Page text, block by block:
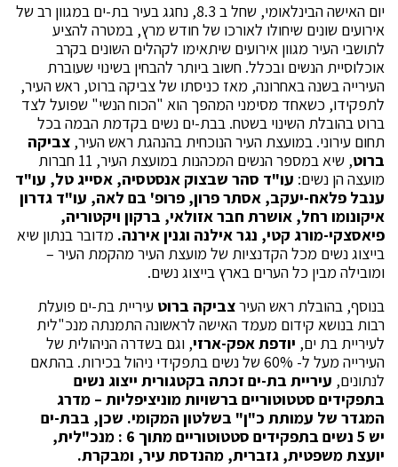
יום האישה הבינלאומי, שחל ב 8.3, נחגג בעיר בת-ים במגוון רב של
אירועים שונים שיחולו לאורכו של חודש מרץ, במטרה להציע
לתושבי העיר מגוון אירועים שיתאימו לקהלים השונים בקרב
אוכלוסיית הנשים ובכלל. חשוב ביותר להבחין בשינוי שעוברת
העירייה בשנה באחרונה, מאז כניסתו של צביקה ברוט, ראש העיר,
לתפקידו, כשאחד מסימני המהפך הוא "הכוח הנשי" שפועל לצד
ברוט בהובלת השינוי בשטח. בבת-ים נשים בקדמת הבמה בכל
תחום עירוני. במועצת העיר הנוכחית בהנהגת ראש העיר, צביקה
ברוט
, שיא במספר הנשים המכהנות במועצת העיר, 11 חברות
מועצה הן נשים: עו"ד סהר שבצוק אנסטסיה, אסייג טל, עו"ד
ענבל פלאח-יעקב, אסתר פרון, פרופ' בם לאה, עו"ד גדרון
איקונומו רחל, אושרת חבר אזולאי, ברקון ויקטוריה,
פיאסצקי-מורג קטי, נגר אילנה וגנין אירנה. מדובר בנתון שיא
בייצוג נשים מכל הקדנציות של מועצת העיר מהקמת העיר –
ומובילה מבין כל הערים בארץ בייצוג נשים.
בנוסף, בהובלת ראש העירצביקה ברוט עיריית בת-ים פועלת
רבות בנושא קידום מעמד האישה לראשונה התמנתה מנכ"לית
לעיריית בת ים, יודפת אפק-ארזי, וגם בשדרה הניהולית של
העירייה מעל ל- 60% של נשים בתפקידי ניהול בכירות. בהתאם
לנתונים, עיריית בת-ים זכתה בקטגורית ייצוג נשים
בתפקידים סטטוטוריים ברשויות מוניציפליות – מדרג
המגדר של עמותת כ"ן" בשלטון המקומי. שכן, בבת-ים
יש 5
נשים בתפקידים סטטוטוריים מתוך 6 : מנכ"לית,
יועצת משפטית, גזברית, מהנדסת עיר, ומבקרת.